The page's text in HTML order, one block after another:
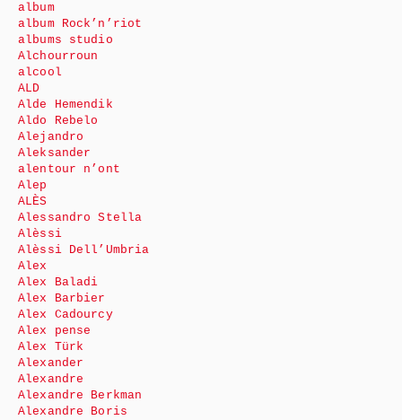
album
album Rock’n’riot
albums studio
Alchourroun
alcool
ALD
Alde Hemendik
Aldo Rebelo
Alejandro
Aleksander
alentour n’ont
Alep
ALÈS
Alessandro Stella
Alèssi
Alèssi Dell’Umbria
Alex
Alex Baladi
Alex Barbier
Alex Cadourcy
Alex pense
Alex Türk
Alexander
Alexandre
Alexandre Berkman
Alexandre Boris